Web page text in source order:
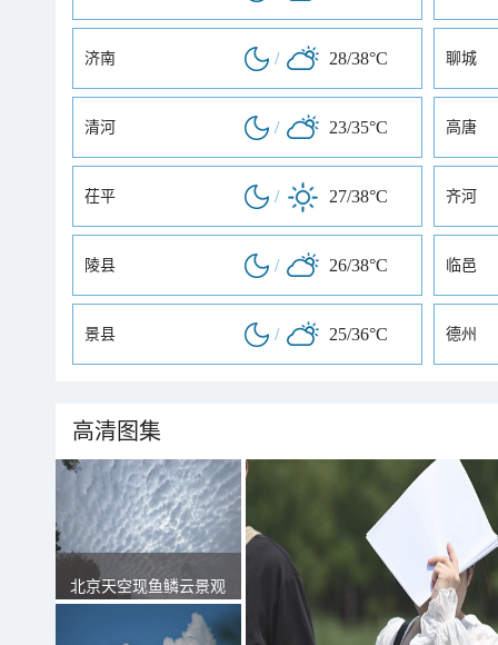
济南 / 28/38°C 聊城
清河 / 23/35°C 高唐
茌平 / 27/38°C 齐河
陵县 / 26/38°C 临邑
景县 / 25/36°C 德州
高清图集
北京天空现鱼鳞云景观